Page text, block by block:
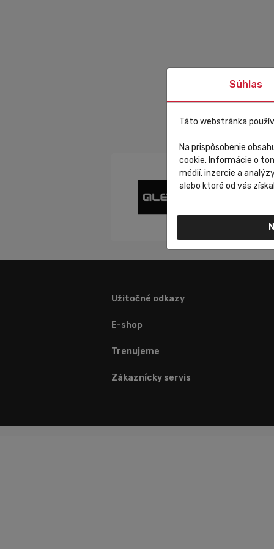
Užitočné odkazy
E-shop
Trenujeme
Zákaznícky servis
Súhlas
Táto webstránka
Na prispôsobenie
cookie. Informácie o
médií, inzercie a
alebo ktoré od vás